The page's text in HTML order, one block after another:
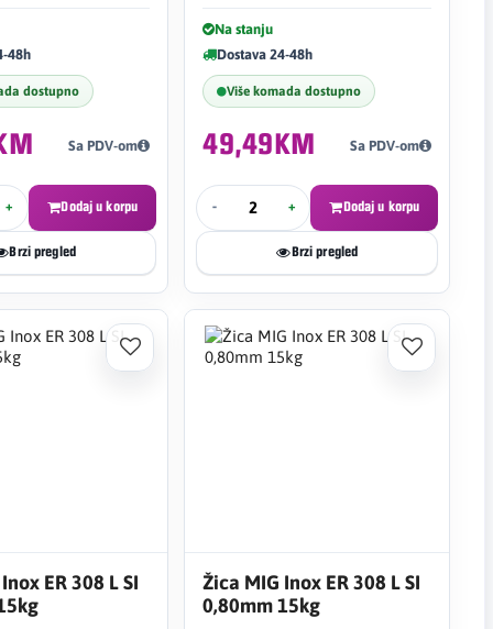
48h
dostupno
Sa PDV-om
+ Dodaj u korpu
Brzi pregled
Na stanju
Dostava 24-48h
Više komada dostupno
49,49KM Sa PDV-om
- + Dodaj u korpu
Brzi pregled
ER 308 L SI
Žica MIG Inox ER 308 L SI
0,80mm 15kg